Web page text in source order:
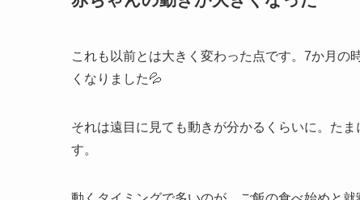
これも以前とは大きく変わった点です。7か月の
くなりました💦
それは遠目に見ても動きが分かるくらいに。た
す。